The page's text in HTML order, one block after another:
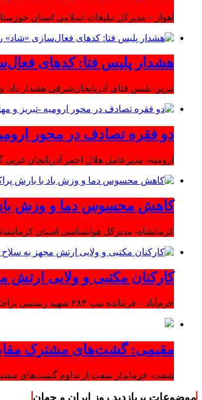
اهواز – مدیرکل تبلیغات اسلامی استان
هشدار پلیس فتا: کدهای
تبریز- پلیس فتای آذربایجان‌شرقی هشدار
دو فقره تصادف در محور ارومیه -تبریز و
ارومیه- مدیرعامل هلال احمر آذربایجان غربی گفت:
کاهش محسوس دما و وزش باد
کرمانشاه- مدیرکل هواشناسی استان
کارکنان مکتبی و ولایی ارتش
خرم‌آباد – فرمانده تیپ ۲۸۴ شهید رستمی نزاجا، تأکید کرد: کارکنان مکتبی و ولایی ارتش مجهز به سلاح ایمان و معنویت هستند.
مقیمی: گشت‌های مشترک
شفت- فرماندار شفت از تداوم گشت‌های
موضوعات پربازدید روز ایران و جهان